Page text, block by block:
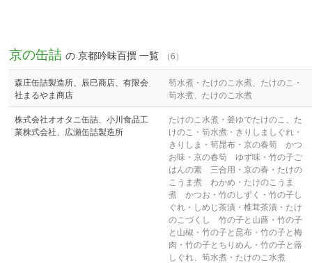
京の缶詰 の 京都吟味百撰 一覧 （6）
森庄缶詰製造所、辰巳商店、有限会
社まるやま商店
筍水煮・たけのこ水煮、たけのこ・
筍水煮、たけのこ水煮
株式会社オオタニ缶詰、小川食品工
業株式会社、広瀬缶詰製造所
たけのこ水煮・釜ゆでたけのこ、た
けのこ・筍水煮・きりしましぐれ・
きりしま・筍昆布・京の春筍 かつ
お味・京の春筍 ゆず味・竹の子ご
はんの素 三合用・京の春・たけの
こうま煮 わかめ・たけのこうま
煮 かつお・竹のしずく・竹の子し
ぐれ・しめじ茶漬・椎茸茶漬・たけ
のこづくし 竹の子と山蕗・竹の子
と山椒・竹の子と昆布・竹の子と梅
肉・竹の子とちりめん・竹の子と蕗
しぐれ、筍水煮・たけのこ水煮